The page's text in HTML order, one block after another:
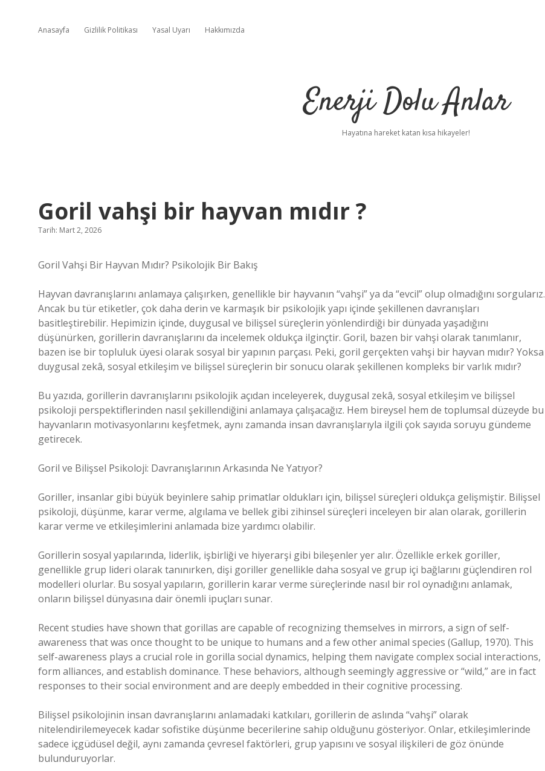
Anasayfa Gizlilik Politikası Yasal Uyarı Hakkımızda
Enerji Dolu Anlar
Hayatına hareket katan kısa hikayeler!
Goril vahşi bir hayvan mıdır ?
Tarih: Mart 2, 2026
Goril Vahşi Bir Hayvan Mıdır? Psikolojik Bir Bakış
Hayvan davranışlarını anlamaya çalışırken, genellikle bir hayvanın “vahşi” ya da “evcil” olup olmadığını sorgularız.
Ancak bu tür etiketler, çok daha derin ve karmaşık bir psikolojik yapı içinde şekillenen davranışları
basitleştirebilir. Hepimizin içinde, duygusal ve bilişsel süreçlerin yönlendirdiği bir dünyada yaşadığını
düşünürken, gorillerin davranışlarını da incelemek oldukça ilginçtir. Goril, bazen bir vahşi olarak tanımlanır,
bazen ise bir topluluk üyesi olarak sosyal bir yapının parçası. Peki, goril gerçekten vahşi bir hayvan mıdır? Yoksa
duygusal zekâ, sosyal etkileşim ve bilişsel süreçlerin bir sonucu olarak şekillenen kompleks bir varlık mıdır?
Bu yazıda, gorillerin davranışlarını psikolojik açıdan inceleyerek, duygusal zekâ, sosyal etkileşim ve bilişsel
psikoloji perspektiflerinden nasıl şekillendiğini anlamaya çalışacağız. Hem bireysel hem de toplumsal düzeyde bu
hayvanların motivasyonlarını keşfetmek, aynı zamanda insan davranışlarıyla ilgili çok sayıda soruyu gündeme
getirecek.
Goril ve Bilişsel Psikoloji: Davranışlarının Arkasında Ne Yatıyor?
Goriller, insanlar gibi büyük beyinlere sahip primatlar oldukları için, bilişsel süreçleri oldukça gelişmiştir. Bilişsel
psikoloji, düşünme, karar verme, algılama ve bellek gibi zihinsel süreçleri inceleyen bir alan olarak, gorillerin
karar verme ve etkileşimlerini anlamada bize yardımcı olabilir.
Gorillerin sosyal yapılarında, liderlik, işbirliği ve hiyerarşi gibi bileşenler yer alır. Özellikle erkek goriller,
genellikle grup lideri olarak tanınırken, dişi goriller genellikle daha sosyal ve grup içi bağlarını güçlendiren rol
modelleri olurlar. Bu sosyal yapıların, gorillerin karar verme süreçlerinde nasıl bir rol oynadığını anlamak,
onların bilişsel dünyasına dair önemli ipuçları sunar.
Recent studies have shown that gorillas are capable of recognizing themselves in mirrors, a sign of self-
awareness that was once thought to be unique to humans and a few other animal species (Gallup, 1970). This
self-awareness plays a crucial role in gorilla social dynamics, helping them navigate complex social interactions,
form alliances, and establish dominance. These behaviors, although seemingly aggressive or “wild,” are in fact
responses to their social environment and are deeply embedded in their cognitive processing.
Bilişsel psikolojinin insan davranışlarını anlamadaki katkıları, gorillerin de aslında “vahşi” olarak
nitelendirilemeyecek kadar sofistike düşünme becerilerine sahip olduğunu gösteriyor. Onlar, etkileşimlerinde
sadece içgüdüsel değil, aynı zamanda çevresel faktörleri, grup yapısını ve sosyal ilişkileri de göz önünde
bulunduruyorlar.